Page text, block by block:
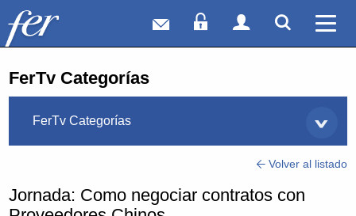
Correo webAcceso Socios
Acceso
FerTv Categorías
FerTv Categorías
Volver al listado
Jornada: Como negociar contratos con